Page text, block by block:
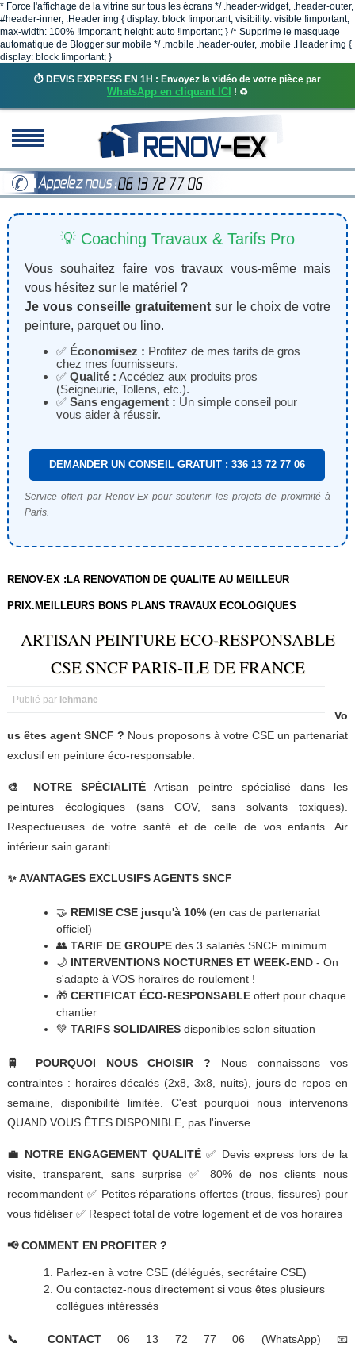
* Force l'affichage de la vitrine sur tous les écrans */ .header-widget, .header-outer,
#header-inner, .Header img { display: block !important; visibility: visible !important;
max-width: 100% !important; height: auto !important; } /* Supprime le masquage
automatique de Blogger sur mobile */ .mobile .header-outer, .mobile .Header img {
display: block !important; }
⏱️ DEVIS EXPRESS EN 1H : Envoyez la vidéo de votre pièce par
WhatsApp en cliquant ICI ! ♻️
💡 Coaching Travaux & Tarifs Pro
Vous souhaitez faire vos travaux vous-même mais
vous hésitez sur le matériel ?
Je vous conseille gratuitementsur le choix de votre
peinture, parquet ou lino.
✅ Économisez : Profitez de mes tarifs de gros
chez mes fournisseurs.
✅ Qualité : Accédez aux produits pros
(Seigneurie, Tollens, etc.).
✅ Sans engagement : Un simple conseil pour
vous aider à réussir.
DEMANDER UN CONSEIL GRATUIT : 336 13 72 77 06
Service offert par Renov-Ex pour soutenir les projets de proximité à
Paris.
RENOV-EX :LA RENOVATION DE QUALITE AU MEILLEUR
PRIX.MEILLEURS BONS PLANS TRAVAUX ECOLOGIQUES
ARTISAN PEINTURE ECO-RESPONSABLE
CSE SNCF PARIS-ILE DE FRANCE
Publié par lehmane
Vo
us êtes agent SNCF ? Nous proposons à votre CSE un partenariat
exclusif en peinture éco-responsable.
🎨 NOTRE SPÉCIALITÉ Artisan peintre spécialisé dans les
peintures écologiques (sans COV, sans solvants toxiques).
Respectueuses de votre santé et de celle de vos enfants. Air
intérieur sain garanti.
✨ AVANTAGES EXCLUSIFS AGENTS SNCF
🤝 REMISE CSE jusqu'à 10% (en cas de partenariat
officiel)
👥TARIF DE GROUPE dès 3 salariés SNCF minimum
🌙 INTERVENTIONS NOCTURNES ET WEEK-END - On
s'adapte à VOS horaires de roulement !
🎁CERTIFICAT ÉCO-RESPONSABLE offert pour chaque
chantier
💚TARIFS SOLIDAIRES disponibles selon situation
🚆 POURQUOI NOUS CHOISIR ? Nous connaissons vos
contraintes : horaires décalés (2x8, 3x8, nuits), jours de repos en
semaine, disponibilité limitée. C'est pourquoi nous intervenons
QUAND VOUS ÊTES DISPONIBLE, pas l'inverse.
💼 NOTRE ENGAGEMENT QUALITÉ✅ Devis express lors de la
visite, transparent, sans surprise ✅ 80% de nos clients nous
recommandent ✅ Petites réparations offertes (trous, fissures) pour
vous fidéliser ✅ Respect total de votre logement et de vos horaires
📢 COMMENT EN PROFITER ?
Parlez-en à votre CSE (délégués, secrétaire CSE)
Ou contactez-nous directement si vous êtes plusieurs
collègues intéressés
📞 CONTACT06 13 72 77 06 (WhatsApp) 📧